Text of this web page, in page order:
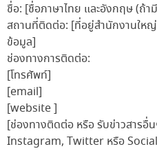
ชื่อ: [ชื่อภาษาไทย และอังกฤษ (ถ้า
สถานที่ติดต่อ: [ที่อยู่สำนักงานให
ข้อมูล]
ช่องทางการติดต่อ:
[โทรศัพท์]
[email]
[website ]
[ช่องทางติดต่อ หรือ รับข่าวสารอื่
Instagram, Twitter หรือ